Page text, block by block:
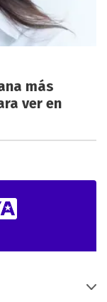
más
ver en